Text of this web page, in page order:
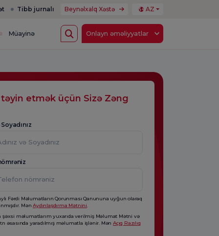
Tibb jurnalı Beynəlxalq Xəstə AZ
Müayinə Onlayn əməliyyatlar
təyin etmək üçün Sizə Zəng
Soyadınız
Fərdi Məlumatların Qorunması Qanununa uyğun olaraq
MənAydınlaşdırma Mətnini.
şəxsi məlumatlarım yuxarıda verilmiş Məlumat Mətni və
əsasında yaradılmış məlumatla işlənir. MənAçıq Razılıq